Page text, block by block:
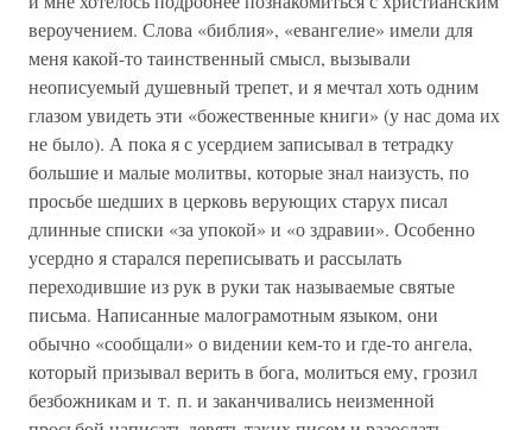
вероучением. Слова «библия», «евангелие» имели для
меня какой-то таинственный смысл, вызывали
неописуемый душевный трепет, и я мечтал хоть одним
глазом увидеть эти «божественные книги» (у нас дома их
не было). А пока я с усердием записывал в тетрадку
большие и малые молитвы, которые знал наизусть, по
просьбе шедших в церковь верующих старух писал
длинные списки «за упокой» и «о здравии». Особенно
усердно я старался переписывать и рассылать
переходившие из рук в руки так называемые святые
письма. Написанные малограмотным языком, они
обычно «сообщали» о видении кем-то и где-то ангела,
который призывал верить в бога, молиться ему, грозил
безбожникам и т. п. и заканчивались неизменной